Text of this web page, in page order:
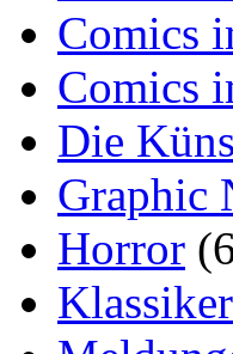
Comics
Comics
Die
Graphic
Horror
Klassiker